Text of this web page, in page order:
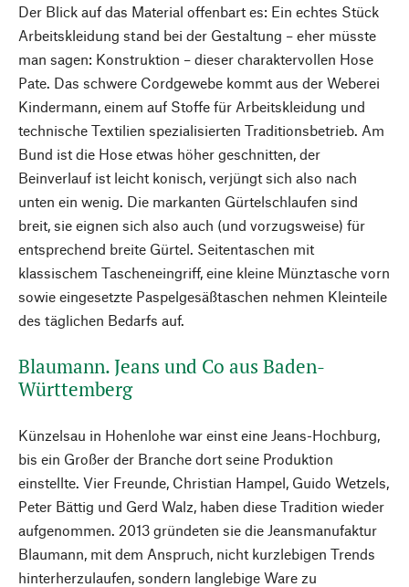
Der Blick auf das Material offenbart es: Ein echtes Stück
Arbeitskleidung stand bei der Gestaltung – eher müsste
man sagen: Konstruktion – dieser charaktervollen Hose
Pate. Das schwere Cordgewebe kommt aus der Weberei
Kindermann, einem auf Stoffe für Arbeitskleidung und
technische Textilien spezialisierten Traditionsbetrieb. Am
Bund ist die Hose etwas höher geschnitten, der
Beinverlauf ist leicht konisch, verjüngt sich also nach
unten ein wenig. Die markanten Gürtelschlaufen sind
breit, sie eignen sich also auch (und vorzugsweise) für
entsprechend breite Gürtel. Seitentaschen mit
klassischem Tascheneingriff, eine kleine Münztasche vorn
sowie eingesetzte Paspelgesäßtaschen nehmen Kleinteile
des täglichen Bedarfs auf.
Blaumann. Jeans und Co aus Baden-
Württemberg
Künzelsau in Hohenlohe war einst eine Jeans-Hochburg,
bis ein Großer der Branche dort seine Produktion
einstellte. Vier Freunde, Christian Hampel, Guido Wetzels,
Peter Bättig und Gerd Walz, haben diese Tradition wieder
aufgenommen. 2013 gründeten sie die Jeansmanufaktur
Blaumann, mit dem Anspruch, nicht kurzlebigen Trends
hinterherzulaufen, sondern langlebige Ware zu